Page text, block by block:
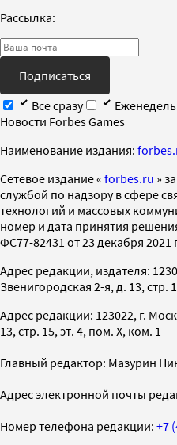
Рассылка:
Подписаться
Все сразу
Новости Forbes Games
Наименование издания:
Cетевое издание « forbes.ru »
службой по надзору в сфере
технологий и массовых
номер и дата принятия
ФС77-82431 от 23 декабря 2021
Адрес редакции, издателя:
Звенигородская 2-я, д. 13, стр.
Адрес редакции: 123022, г.
13, стр. 15, эт. 4, пом. X, ком. 1
Главный редактор: Мазурин
Адрес электронной почты
Номер телефона редакции: +7